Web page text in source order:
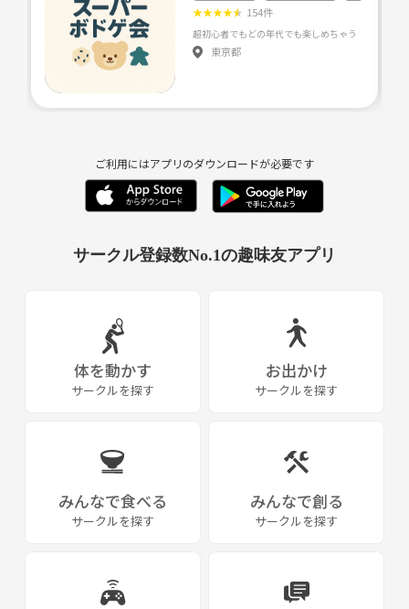
★★★★★ 154件
東京都
ご利用にはアプリのダウンロードが必要です
サークル登録数No.1の趣味友アプリ
体を動かす
サークルを探す
お出かけ
サークルを探す
みんなで食べる
サークルを探す
みんなで創る
サークルを探す